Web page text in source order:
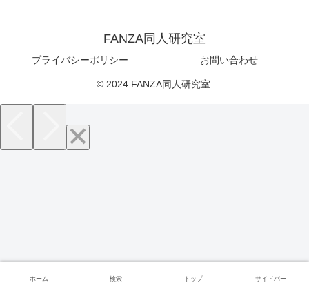
FANZA同人研究室
プライバシーポリシー お問い合わせ
© 2024 FANZA同人研究室.
ホーム 検索 トップ サイドバー